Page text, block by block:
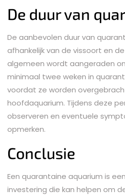
De duur van
De aanbevolen duur van
afhankelijk van de vissoort en
algemeen wordt aangeraden
minimaal twee weken in
voordat ze worden
hoofdaquarium. Tijdens deze
observeren en eventuele
opmerken.
Conclusie
Een quarantaine aquarium is
investering die kan helpen om